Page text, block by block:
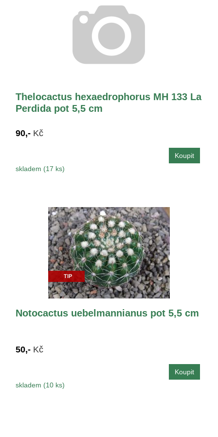
Thelocactus hexaedrophorus MH 133 La
Perdida pot 5,5 cm
90,- Kč
skladem (17 ks)
TIP
Notocactus uebelmannianus pot 5,5 cm
50,- Kč
skladem (10 ks)